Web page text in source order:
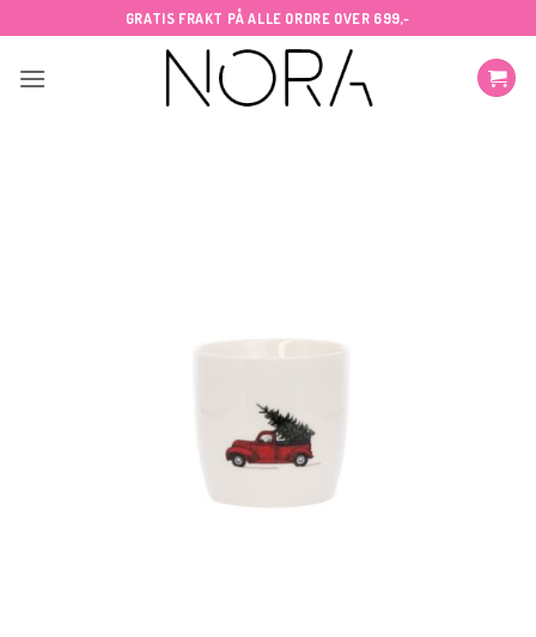
to
content
GRATIS FRAKT PÅ ALLE ORDRE OVER 699,-